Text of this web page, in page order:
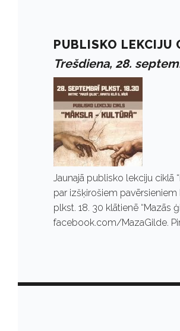
PUBLISKO LEKCIJU
Trešdiena, 28.
Jaunajā publisko lekciju ciklā
par izšķirošiem
plkst. 18. 30 klātienē
facebook.com/MazaGilde.